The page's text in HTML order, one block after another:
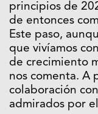
principios de
de entonces
Este paso,
que vivíamos
de crecimiento
nos comenta. A
colaboración
admirados por